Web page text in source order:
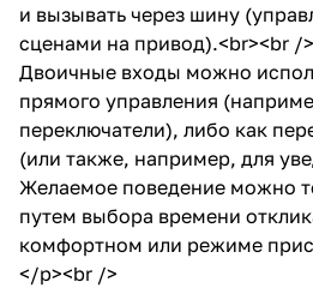
и вызывать через шину
сценами на привод).<br><br />
Двоичные входы можно
прямого управления
переключатели), либо как
(или также, например, для
Желаемое поведение можно
путем выбора времени
комфортном или режиме
</p><br />